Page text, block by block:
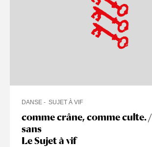
comme crâne, comme culte.
sans
Le Sujet à vif
DANSE SUJET À VIF